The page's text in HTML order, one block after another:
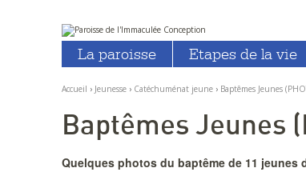
Aller
au
contenu.
à
Outils
personnels
La paroisse Etapes de la vie
Accueil › Jeunesse › Catéchuménat jeune › Baptêmes Jeunes
Baptêmes Jeunes
Quelques photos du baptême de 11 jeunes